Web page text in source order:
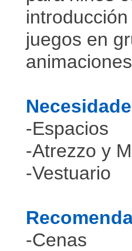
juegos en
-Espacios
-Atrezzo y
-Vestuario
-Cenas